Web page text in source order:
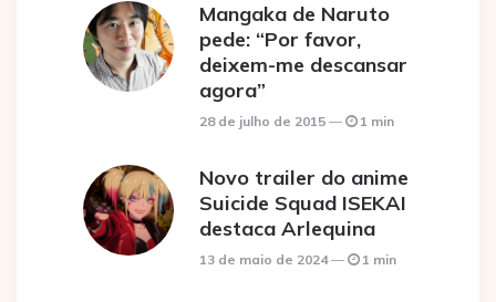
Mangaka de Naruto
pede: “Por favor,
deixem-me descansar
agora”
28 de julho de 2015 1 min
Novo trailer do anime
Suicide Squad ISEKAI
destaca Arlequina
13 de maio de 2024 1 min